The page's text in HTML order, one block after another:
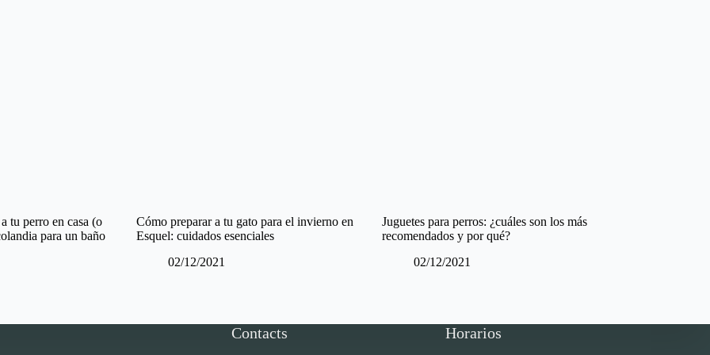
tu perro en casa (o
para un baño
Cómo preparar a tu gato para el invierno en
Esquel: cuidados esenciales
02/12/2021
Juguetes para perros: ¿cuáles son los más
recomendados y por qué?
02/12/2021
Contacts Horarios